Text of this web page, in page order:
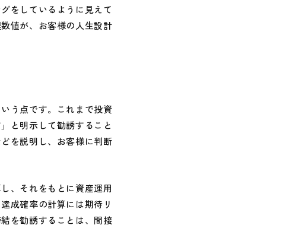
をしているように見えて
値が、お客様の人生設計
う点です。これまで投資
と明示して勧誘すること
を説明し、お客様に判断
、それをもとに資産運用
成確率の計算には期待リ
を勧誘することは、間接